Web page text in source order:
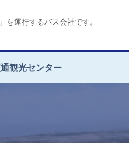
を運行するバス会社です。
観光センター